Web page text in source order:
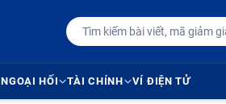
NGOẠI HỐI TÀI CHÍNH VÍ ĐIỆN TỬ